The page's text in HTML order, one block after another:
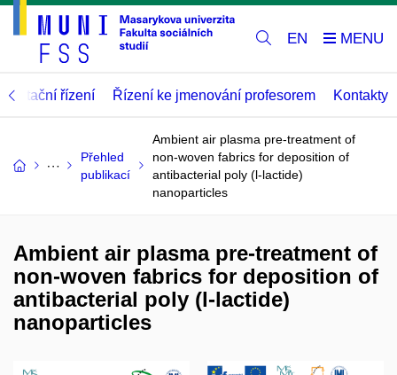
EN
řízení Řízení ke jmenování profesorem Kontakty
Přehled
publikací
Ambient air plasma pre-treatment of
non-woven fabrics for deposition of
antibacterial poly (l-lactide)
nanoparticles
Ambient air plasma pre-treatment of
non-woven fabrics for deposition of
antibacterial poly (l-lactide)
nanoparticles